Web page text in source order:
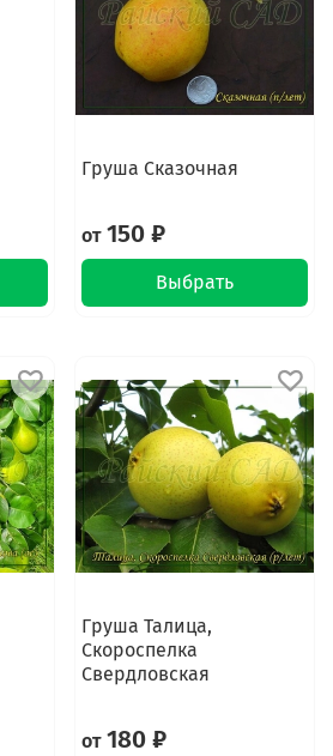
Груша Сказочная
от150 ₽
Выбрать
Груша Талица,
Скороспелка
Свердловская
от180 ₽